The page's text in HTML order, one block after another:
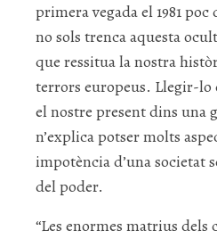
primera vegada el 1981 poc
no sols trenca aquesta
que ressitua la nostra
terrors europeus. Llegir-lo
el nostre present dins una
n’explica potser molts
impotència d’una societat
del poder.
“Les enormes matrius dels